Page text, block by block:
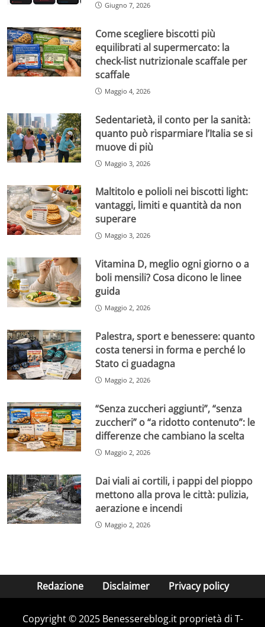
Giugno 7, 2026
Come scegliere biscotti più
equilibrati al supermercato: la
check-list nutrizionale scaffale per
scaffale
Maggio 4, 2026
Sedentarietà, il conto per la sanità:
quanto può risparmiare l’Italia se si
muove di più
Maggio 3, 2026
Maltitolo e polioli nei biscotti light:
vantaggi, limiti e quantità da non
superare
Maggio 3, 2026
Vitamina D, meglio ogni giorno o a
boli mensili? Cosa dicono le linee
guida
Maggio 2, 2026
Palestra, sport e benessere: quanto
costa tenersi in forma e perché lo
Stato ci guadagna
Maggio 2, 2026
“Senza zuccheri aggiunti”, “senza
zuccheri” o “a ridotto contenuto”: le
differenze che cambiano la scelta
Maggio 2, 2026
Dai viali ai cortili, i pappi del pioppo
mettono alla prova le città: pulizia,
aerazione e incendi
Maggio 2, 2026
Redazione Disclaimer Privacy policy
Copyright © 2025 Benessereblog.it proprietà di T-